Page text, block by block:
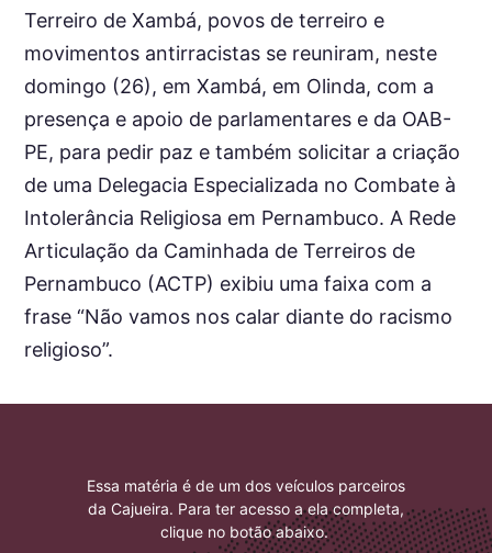
Terreiro de Xambá, povos de terreiro e
movimentos antirracistas se reuniram, neste
domingo (26), em Xambá, em Olinda, com a
presença e apoio de parlamentares e da OAB-
PE, para pedir paz e também solicitar a criação
de uma Delegacia Especializada no Combate à
Intolerância Religiosa em Pernambuco. A Rede
Articulação da Caminhada de Terreiros de
Pernambuco (ACTP) exibiu uma faixa com a
frase “Não vamos nos calar diante do racismo
religioso”.
Essa matéria é de um dos veículos parceiros
da Cajueira. Para ter acesso a ela completa,
clique no botão abaixo.